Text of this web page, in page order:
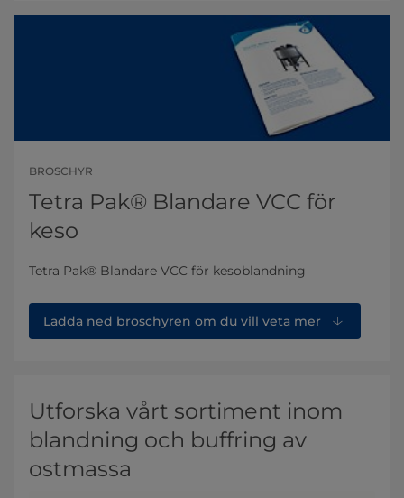
BROSCHYR
Tetra Pak® Blandare VCC för
keso
Tetra Pak® Blandare VCC för kesoblandning
Ladda ned broschyren om du vill veta mer
Utforska vårt sortiment inom
blandning och buffring av
ostmassa